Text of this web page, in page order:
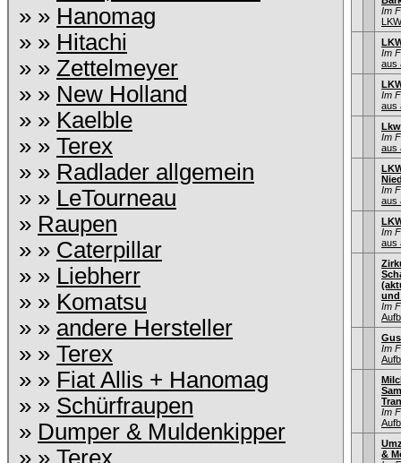
» » Hanomag
» » Hitachi
» » Zettelmeyer
» » New Holland
» » Kaelble
» » Terex
» » Radlader allgemein
» » LeTourneau
» Raupen
» » Caterpillar
» » Liebherr
» » Komatsu
» » andere Hersteller
» » Terex
» » Fiat Allis + Hanomag
» » Schürfraupen
» Dumper & Muldenkipper
» » Terex
Im
Im
aus
Im
aus
Im
aus
Im
aus
Im
aus
und
Im
Im
Im
&